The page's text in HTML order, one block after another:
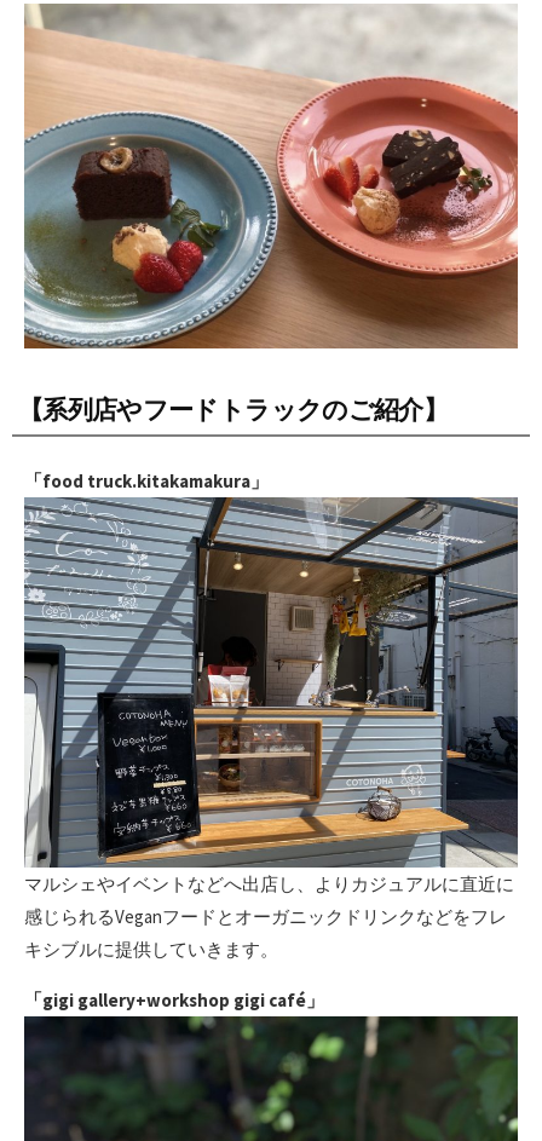
【系列店やフードトラックのご紹介】
「food truck.kitakamakura」
マルシェやイベントなどへ出店し、よりカジュアルに直近に
感じられるVeganフードとオーガニックドリンクなどをフレ
キシブルに提供していきます。
「gigi gallery+workshop gigi café」